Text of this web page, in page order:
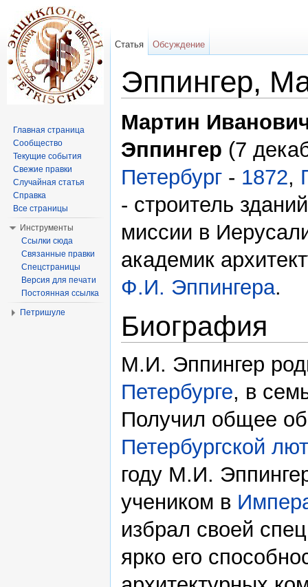
Эппингер,
Мартин
Эппингер (7
Петербург - 1872,
- строитель
миссии в
академик
Ф.И. Эппингера.
Биография
М.И. Эппингер
Петербурге, в
Получил общее
Петербургской
году М.И.
учеником в
избрал своей
ярко его
Статья Обсуждение
Главная страница
Сообщество
Текущие события
Свежие правки
Случайная статья
Справка
Все страницы
Инструменты
Ссылки сюда
Связанные правки
Спецстраницы
Версия для печати
Постоянная ссылка
Петришуле